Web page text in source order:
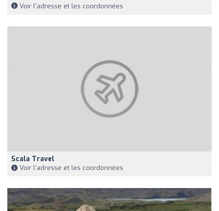
Voir l'adresse et les coordonnées
Scala Travel
Voir l'adresse et les coordonnées